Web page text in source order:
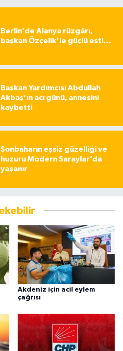
Berlin’de Alanya rüzgârı,
başkan Özçelik’le güçlü esti…
Başkan Yardımcısı Abdullah
Akbaş’ın acı günü, annesini
kaybetti
Sonbaharın eşsiz güzelliği ve
huzuru Modern Saraylar’da
yaşanır
Akdeniz için acil eylem
çağrısı